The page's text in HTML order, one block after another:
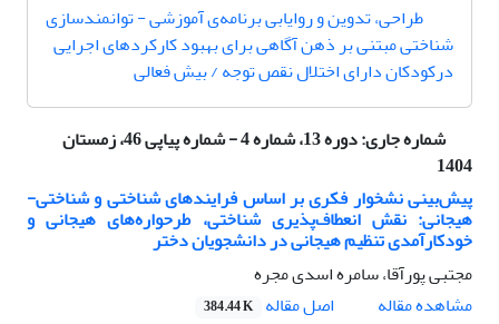
ﻃﺮاﺣﯽ، ﺗﺪوین و روایاﺑﯽ برنامه‌ی آموزشی - توانمندسازی
شناختی مبتنی بر ذهن آگاهی برای بهبود کارکردهای اجرایی
درکودکان دارای اختلال نقص توجه / بیش فعالی
شماره جاری:
دوره 13، شماره 4 - شماره پیاپی 46، زمستان
1404
پیش‌بینی نشخوار فکری بر اساس فرایندهای شناختی و شناختی-
هیجانی: نقش انعطاف‌پذیری شناختی، طرحواره‌های هیجانی و
خودکارآمدی تنظیم هیجانی در دانشجویان دختر
مجتبی پورآقا، سامره اسدی مجره
مشاهده مقاله
اصل مقاله 384.44 K